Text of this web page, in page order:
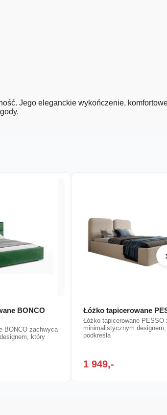
Jego eleganckie wykończenie,
BONCO
BONCO zachwyca
który
Łóżko tapicerowane
Łóżko tapicerowane PESSO
minimalistycznym designem,
podkreśla
1 949,-